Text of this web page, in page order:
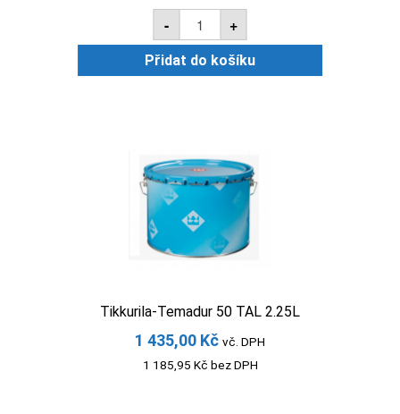
-
Tikkurila-
Temadur
50
TAL
0.75L
+
Přidat do košíku
Tikkurila-Temadur 50 TAL 2.25L
1 435,00 Kč vč. DPH
1 185,95 Kč bez DPH